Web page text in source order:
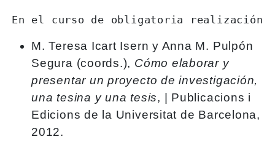
En el curso de obligatoria realización
M. Teresa Icart Isern y Anna M. Pulpón
Segura (coords.), Cómo elaborar y
presentar un proyecto de investigación,
una tesina y una tesis, | Publicacions i
Edicions de la Universitat de Barcelona,
2012.